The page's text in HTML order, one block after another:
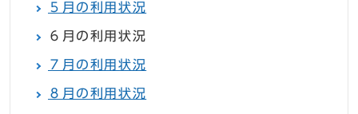
５月の利用状況
６月の利用状況
７月の利用状況
８月の利用状況